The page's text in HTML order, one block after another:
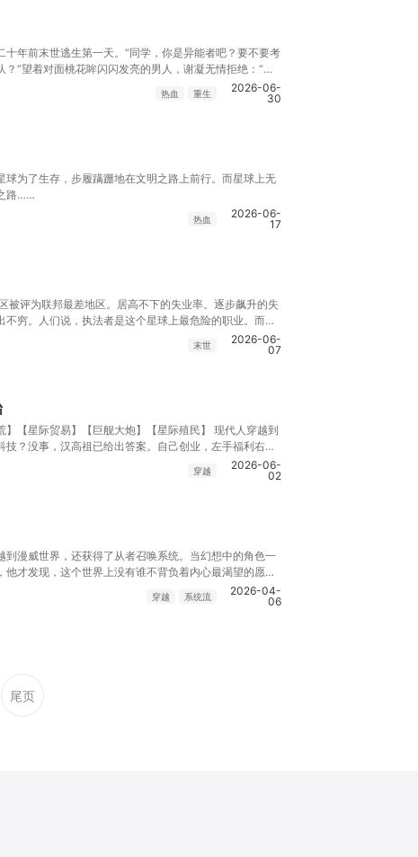
者】——【传道者】【巡林猎人】——【狂猎】——【狩
哨塔开始。见证这方天地的剧变。
十年前末世逃生第一天。“同学，你是异能者吧？要不要考
？”望着对面桃花眸闪闪发亮的男人，谢凝无情拒绝：“谢
队？”“我说什么都对。”“对，你人美你说啥都对。这样，你
雨里陪你练摊儿，水里火里同你下本杀怪。”“天天如此，
漠拒绝妖孽？在线等，挺急的……
热血 重生
2026-06-
30
球为了生存，步履蹒跚地在文明之路上前行。而星球上无
路……
热血
2026-06-
17
被评为联邦最差地区。居高不下的失业率。逐步飙升的失
不穷。人们说，执法者是这个星球上最危险的职业。而
末世
2026-06-
07
】【星际贸易】【巨舰大炮】【星际殖民】 现代人穿越到
技？没事，汉高祖已给出答案。自己创业，左手福利右手
才们会替我做好。 开局不靠谱爹妈债台高筑离世，还带弟
，哥们有堪称过目不忘的金手指，低买高卖，让债主哭着
穿越
2026-06-
02
到漫威世界，还获得了从者召唤系统。当幻想中的角色一
他才发现，这个世界上没有谁不背负着内心最渴望的愿
们的愿望有我的一部分责任。不过在那之前......我要倾家荡
穿越 系统流
2026-04-
06
尾页